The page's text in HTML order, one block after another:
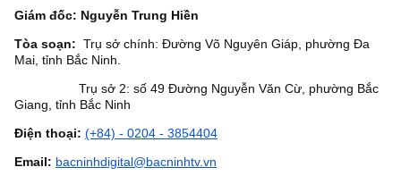
Giám đốc: Nguyễn Trung Hiền
Tòa soạn: Trụ sở chính: Đường Võ Nguyên Giáp, phường Đa
Mai, tỉnh Bắc Ninh.
Trụ sở 2: số 49 Đường Nguyễn Văn Cừ, phường Bắc
Giang, tỉnh Bắc Ninh
Điện thoại: (+84) - 0204 - 3854404
Email: bacninhdigital@bacninhtv.vn